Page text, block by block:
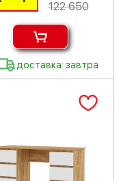
122 650
доставка: завтра